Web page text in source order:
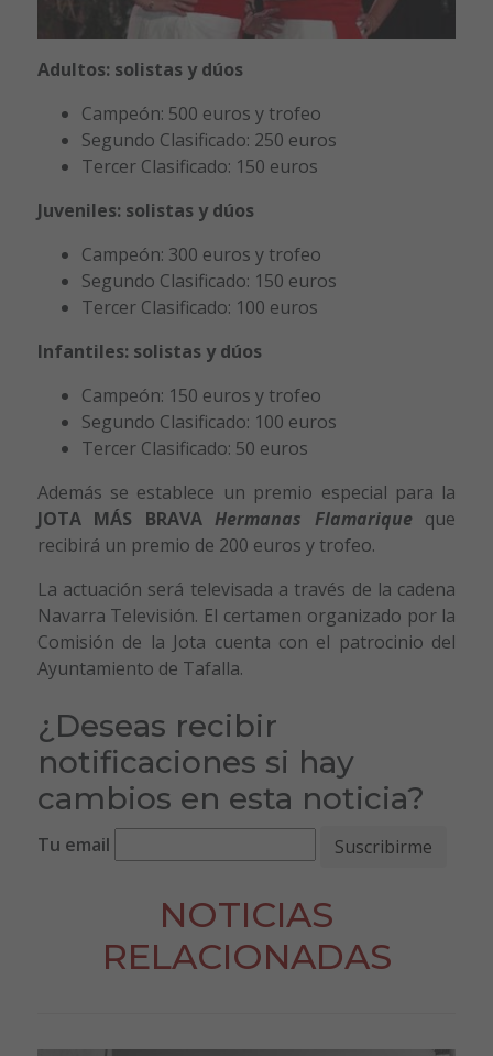
Adultos: solistas y dúos
Campeón: 500 euros y trofeo
Segundo Clasificado: 250 euros
Tercer Clasificado: 150 euros
Juveniles: solistas y dúos
Campeón: 300 euros y trofeo
Segundo Clasificado: 150 euros
Tercer Clasificado: 100 euros
Infantiles: solistas y dúos
Campeón: 150 euros y trofeo
Segundo Clasificado: 100 euros
Tercer Clasificado: 50 euros
Además se establece un premio especial para la
JOTA MÁS BRAVA Hermanas Flamariqueque
recibirá un premio de 200 euros y trofeo.
La actuación será televisada a través de la cadena
Navarra Televisión. El certamen organizado por la
Comisión de la Jota cuenta con el patrocinio del
Ayuntamiento de Tafalla.
¿Deseas recibir
notificaciones si hay
cambios en esta noticia?
Tu email
NOTICIAS
RELACIONADAS